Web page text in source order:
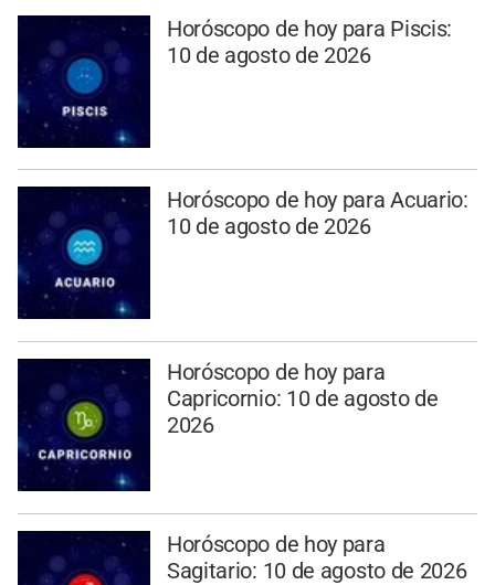
Horóscopo de hoy para Piscis:
10 de agosto de 2026
Horóscopo de hoy para Acuario:
10 de agosto de 2026
Horóscopo de hoy para
Capricornio: 10 de agosto de
2026
Horóscopo de hoy para
Sagitario: 10 de agosto de 2026